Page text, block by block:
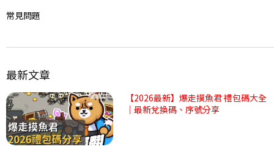
常見問題
最新文章
【2026最新】爆走摸魚君 禮包碼大全
｜最新兌換碼、序號分享